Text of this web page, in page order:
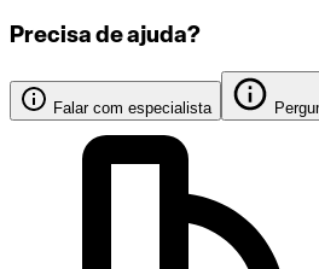
Precisa de ajuda?
Falar com especialista